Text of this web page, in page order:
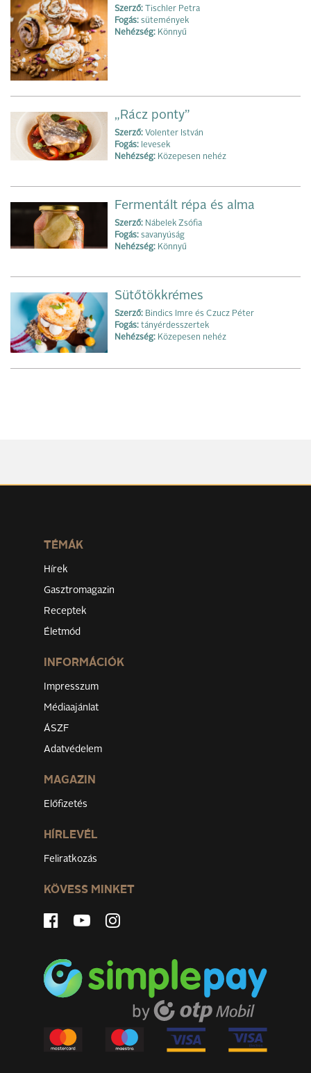
Szerző: Tischler Petra
Fogás: sütemények
Nehézség: Könnyű
„Rácz ponty”
Szerző: Volenter István
Fogás: levesek
Nehézség: Közepesen nehéz
Fermentált répa és alma
Szerző: Nábelek Zsófia
Fogás: savanyúság
Nehézség: Könnyű
Sütőtökkrémes
Szerző: Bindics Imre és Czucz Péter
Fogás: tányérdesszertek
Nehézség: Közepesen nehéz
TÉMÁK
Hírek
Gasztromagazin
Receptek
Életmód
INFORMÁCIÓK
Impresszum
Médiaajánlat
ÁSZF
Adatvédelem
MAGAZIN
Előfizetés
HÍRLEVÉL
Feliratkozás
KÖVESS MINKET